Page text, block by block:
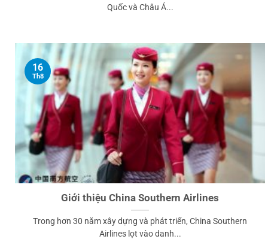
Quốc và Châu Á...
Giới thiệu China Southern Airlines
Trong hơn 30 năm xây dựng và phát triển, China Southern
Airlines lọt vào danh...
16
Th8